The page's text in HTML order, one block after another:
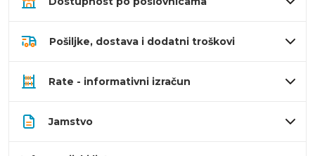
Pošiljke, dostava i dodatni troškovi
Rate - informativni izračun
Jamstvo